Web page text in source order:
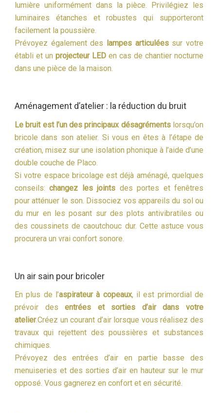
lumière uniformément dans la pièce. Privilégiez les
luminaires étanches et robustes qui supporteront
facilement la poussière.
Prévoyez également des
lampes articuléessur votre
établi et un projecteur LED en cas de chantier nocturne
dans une pièce de la maison.
Aménagement d’atelier : la réduction du bruit
Le bruit est l’un des principaux désagréments lorsqu’on
bricole dans son atelier. Si vous en êtes à l’étape de
création, misez sur une isolation phonique à l’aide d’une
double couche de Placo.
Si votre espace bricolage est déjà aménagé, quelques
conseils:changez les joints des portes et fenêtres
pour atténuer le son. Dissociez vos appareils du sol ou
du mur en les posant sur des plots antivibratiles ou
des coussinets de caoutchouc dur. Cette astuce vous
procurera un vrai confort sonore.
Un air sain pour bricoler
En plus de l’aspirateur à copeaux, il est primordial de
prévoir des entrées et sorties d’air dans votre
atelier.Créez un courant d’air lorsque vous réalisez des
travaux qui rejettent des poussières et substances
chimiques.
Prévoyez des entrées d’air en partie basse des
menuiseries et des sorties d’air en hauteur sur le mur
opposé. Vous gagnerez en confort et en sécurité.